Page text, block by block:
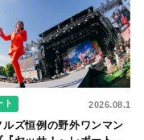
ト 2026.08.1
ルズ恒例の野外ワンマン